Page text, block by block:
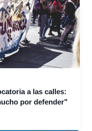
a las calles:
por defender"